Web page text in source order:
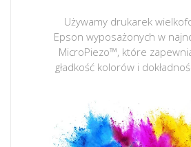
Używamy drukarek
Epson wyposażonych w
MicroPiezo™, które
gładkość kolorów i